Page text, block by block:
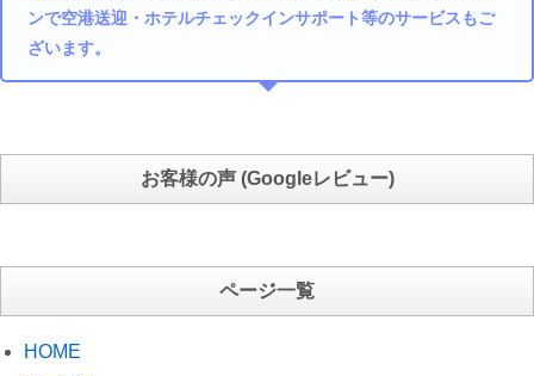
ンで空港送迎・ホテルチェックインサポート等のサービスもご
ざいます。
お客様の声 (Googleレビュー)
ページ一覧
HOME